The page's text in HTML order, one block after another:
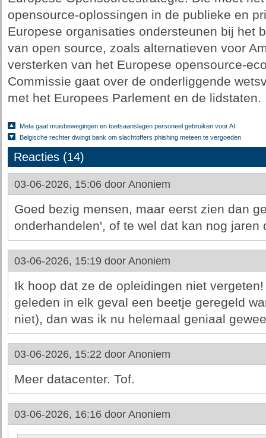
opensource-oplossingen in de publieke en
Europese organisaties ondersteunen bij het
van open source, zoals alternatieven voor
versterken van het Europese opensource-
Commissie gaat over de onderliggende
met het Europees Parlement en de lidstaten.
Meta gaat muisbewegingen en toetsaanslagen personeel gebruiken voor AI
Belgische rechter dwingt bank om slachtoffers phishing meteen te vergoeden
Reacties (14)
03-06-2026, 15:06 door Anoniem
Goed bezig mensen, maar eerst zien dan
onderhandelen', of te wel dat kan nog jaren
03-06-2026, 15:19 door Anoniem
Ik hoop dat ze de opleidingen niet
geleden in elk geval een beetje geregeld
niet), dan was ik nu helemaal geniaal
03-06-2026, 15:22 door Anoniem
Meer datacenter. Tof.
03-06-2026, 16:16 door Anoniem